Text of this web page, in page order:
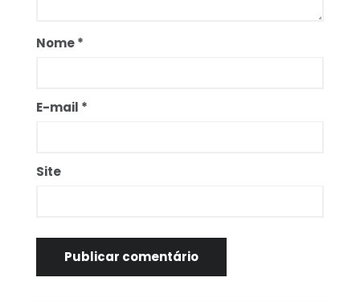
Nome*
E-mail *
Site